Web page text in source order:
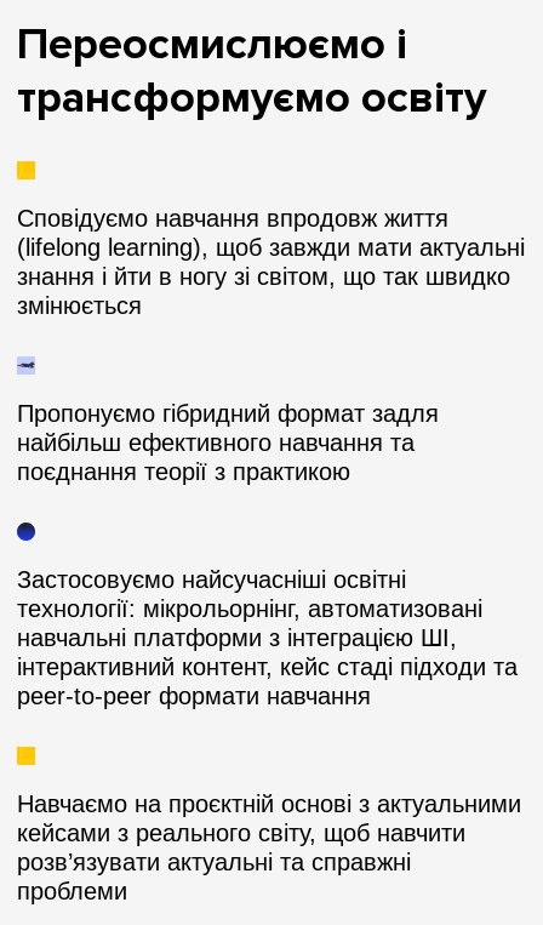
Переосмислюємо і
трансформуємо освіту
Сповідуємо навчання впродовж життя
(lifelong learning), щоб завжди мати актуальні
знання і йти в ногу зі світом, що так швидко
змінюється
Пропонуємо гібридний формат задля
найбільш ефективного навчання та
поєднання теорії з практикою
Застосовуємо найсучасніші освітні
технології: мікрольорнінг, автоматизовані
навчальні платформи з інтеграцією ШІ,
інтерактивний контент, кейс стаді підходи та
peer-to-peer формати навчання
Навчаємо на проєктній основі з актуальними
кейсами з реального світу, щоб навчити
розв’язувати актуальні та справжні
проблеми